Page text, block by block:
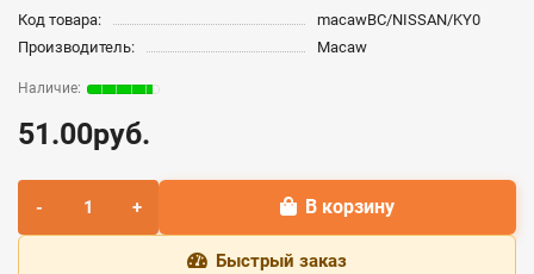
Код товара:
macawBC/NISSAN/KY0
Производитель:
Macaw
51.00руб.
В корзину
Быстрый заказ